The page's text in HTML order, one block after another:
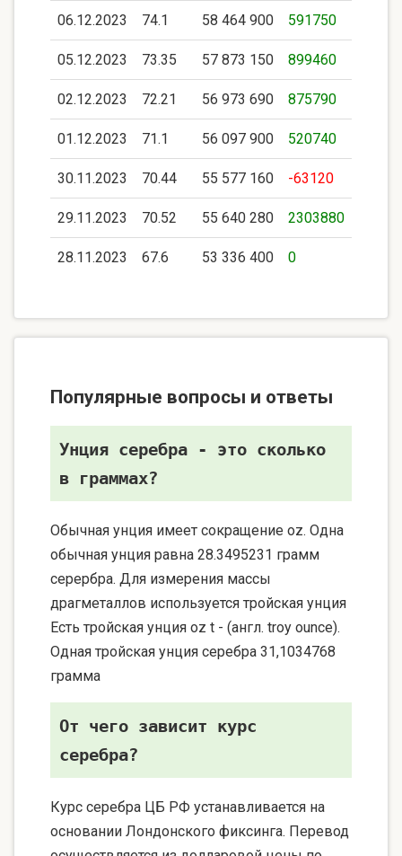
06.12.2023 74.1 58 464 900 591750
05.12.2023 73.35 57 873 150 899460
02.12.2023 72.21 56 973 690 875790
01.12.2023 71.1 56 097 900 520740
30.11.2023 70.44 55 577 160 -63120
29.11.2023 70.52 55 640 280 2303880
28.11.2023 67.6 53 336 400 0
Популярные вопросы и ответы
Унция серебра - это сколько
в граммах?
Обычная унция имеет сокращение oz. Одна
обычная унция равна 28.3495231 грамм
серербра. Для измерения массы
драгметаллов используется тройская унция
Есть тройская унция oz t - (англ. troy ounce).
Одная тройская унция серебра 31,1034768
грамма
От чего зависит курс
серебра?
Курс серебра ЦБ РФ устанавливается на
основании Лондонского фиксинга. Перевод